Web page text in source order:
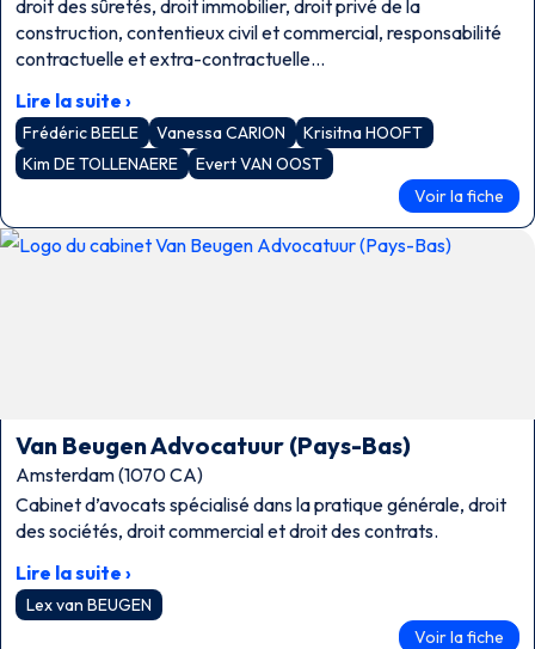
droit des sûretés, droit immobilier, droit privé de la
construction, contentieux civil et commercial, responsabilité
contractuelle et extra-contractuelle…
Lire la suite ›
Frédéric BEELE Vanessa CARION
Krisitna HOOFT
Kim DE TOLLENAERE
Evert VAN OOST
Voir la fiche
Van Beugen Advocatuur (Pays-Bas)
Amsterdam (1070 CA)
Cabinet d’avocats spécialisé dans la pratique générale, droit
des sociétés, droit commercial et droit des contrats.
Lire la suite ›
Lex van BEUGEN
Voir la fiche